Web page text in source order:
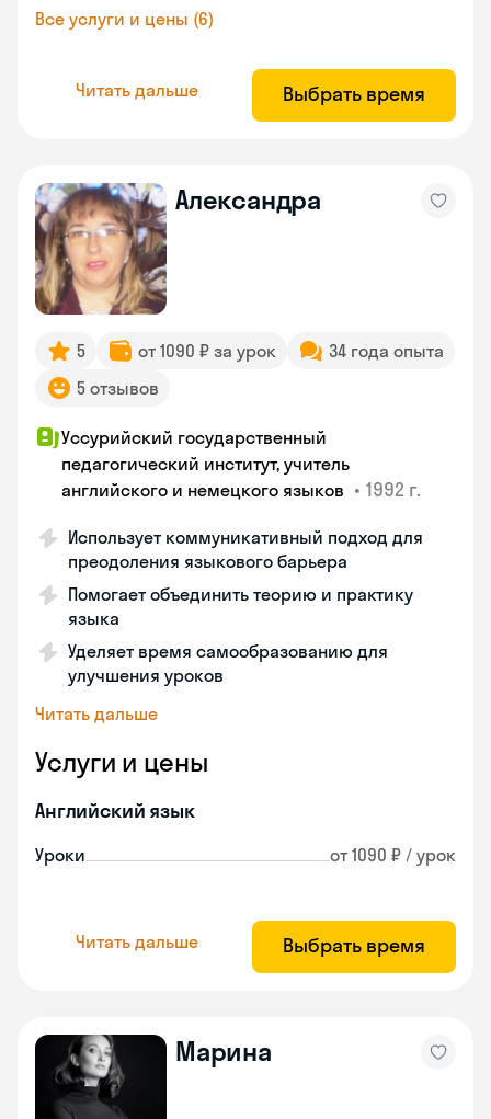
Все услуги и цены (6)
Читать дальше Выбрать время
Александра
5 от 1090 ₽ за урок
34 года опыта
5 отзывов
Уссурийский государственный
педагогический институт, учитель
английского и немецкого языков • 1992 г.
Использует коммуникативный подход для
преодоления языкового барьера
Помогает объединить теорию и практику
языка
Уделяет время самообразованию для
улучшения уроков
Читать дальше
Услуги и цены
Английский язык
Уроки от 1090 ₽ / урок
Читать дальше Выбрать время
Марина